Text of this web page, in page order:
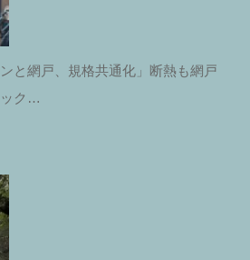
と網戸、規格共通化」断熱も網戸
ック…